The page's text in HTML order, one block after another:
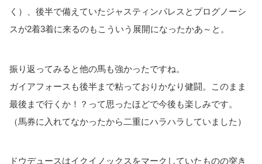
く）、後半で備えていたジャスティンパレスとプログノーシ
スが2着3着に来るのもこういう展開になったかあ～と。
振り返ってみると他の馬も強かったですね。
ガイアフォースも後半まで粘っておりかなり健闘。このまま
最後まで行くか！？って思ったほどで今後も楽しみです。
（馬券に入れてなかったから二重にハラハラしていました）
ドウデュースはイクイノックスをマークしていたものの突き